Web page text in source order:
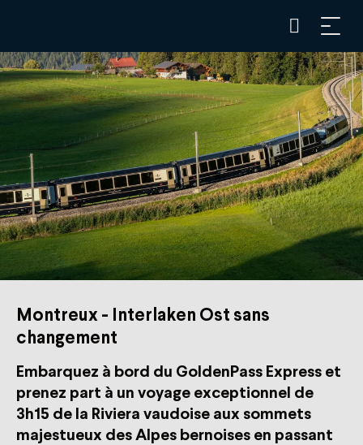
Montreux - Interlaken Ost sans
changement
Embarquez à bord du GoldenPass Express et
prenez part à un voyage exceptionnel de
3h15 de la Riviera vaudoise aux sommets
majestueux des Alpes bernoises en passant